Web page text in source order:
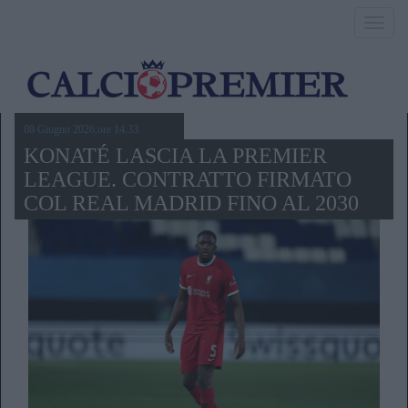
08 Giugno 2026,ore 14.33
KONATÉ LASCIA LA PREMIER
LEAGUE. CONTRATTO FIRMATO
COL REAL MADRID FINO AL 2030